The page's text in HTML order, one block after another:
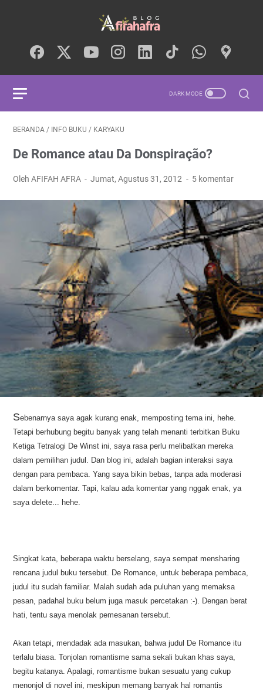
BERANDA / INFO BUKU / KARYAKU
De Romance atau Da Donspiração?
Oleh AFIFAH AFRA Jumat, Agustus 31, 2012 5 komentar
Sebenarnya saya agak kurang enak, memposting tema ini, hehe.
Tetapi berhubung begitu banyak yang telah menanti terbitkan Buku
Ketiga Tetralogi De Winst ini, saya rasa perlu melibatkan mereka
dalam pemilihan judul. Dan blog ini, adalah bagian interaksi saya
dengan para pembaca. Yang saya bikin bebas, tanpa ada moderasi
dalam berkomentar. Tapi, kalau ada komentar yang nggak enak, ya
saya delete... hehe.
Singkat kata, beberapa waktu berselang, saya sempat mensharing
rencana judul buku tersebut. De Romance, untuk beberapa pembaca,
judul itu sudah familiar. Malah sudah ada puluhan yang memaksa
pesan, padahal buku belum juga masuk percetakan :-). Dengan berat
hati, tentu saya menolak pemesanan tersebut.
Akan tetapi, mendadak ada masukan, bahwa judul De Romance itu
terlalu biasa. Tonjolan romantisme sama sekali bukan khas saya,
begitu katanya. Apalagi, romantisme bukan sesuatu yang cukup
menonjol di novel ini, meskipun memang banyak hal romantis